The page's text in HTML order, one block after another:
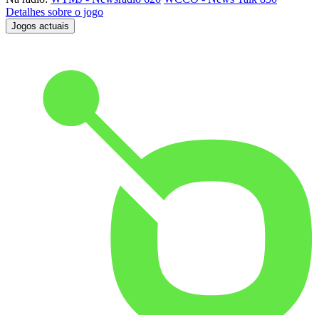
Detalhes sobre o jogo
Jogos actuais